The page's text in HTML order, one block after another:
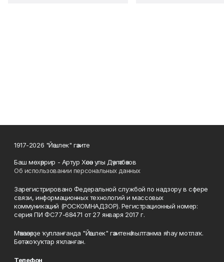
1917-2026 "Йәшлек" гәзите
Баш мөхәррир - Артур Хәсән улы Дәүләтбәков
Об использовании персональных данных
Зарегистрировано Федеральной службой по надзору в сфере
связи, информационных технологий и массовых
коммуникаций (РОСКОМНАДЗОР). Регистрационный номер:
серия ПИ ФС77-68471 от 27 января 2017 г.
Мәҡәләләрҙе ҡулланғанда "Йәшлек" гәзитенә һылтанма яһау мотлаҡ.
Бөтә хоҡуҡтар яҡланған.
Телефон